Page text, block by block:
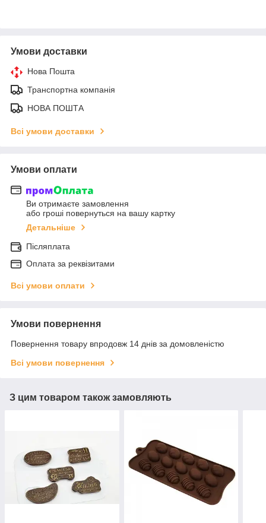
Умови доставки
Нова Пошта
Транспортна компанія
НОВА ПОШТА
Всі умови доставки
Умови оплати
Ви отримаєте замовлення
або гроші повернуться на вашу картку
Детальніше
Післяплата
Оплата за реквізитами
Всі умови оплати
Умови повернення
Повернення товару впродовж 14 днів за домовленістю
Всі умови повернення
З цим товаром також замовляють